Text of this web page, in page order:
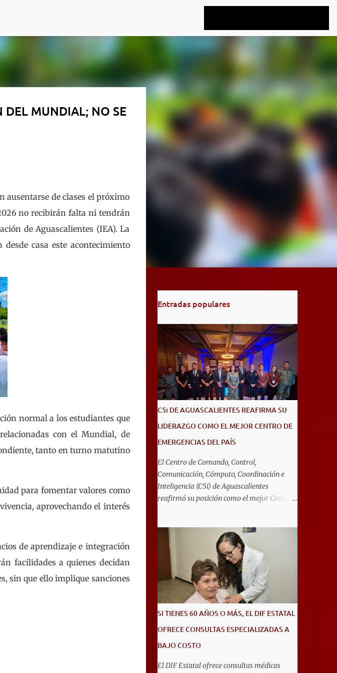
DEL MUNDIAL; NO SE
ausentarse de clases el próximo
no recibirán falta ni tendrán
de Aguascalientes (IEA). La
casa este acontecimiento
normal a los estudiantes que
con el Mundial, de
tanto en turno matutino
para fomentar valores como
aprovechando el interés
de aprendizaje e integración
facilidades a quienes decidan
sin que ello implique sanciones
Entradas populares
C5i DE AGUASCALIENTES REAFIRMA SU
LIDERAZGO COMO EL MEJOR CENTRO DE
EMERGENCIAS DEL PAÍS
El Centro de Comando, Control,
Comunicación, Cómputo, Coordinación e
Inteligencia (C5i) de Aguascalientes
reafirmó su posición como el mejor Centro
reconocido por Airbus Public Safety and
Security México por su liderazgo en la
implementación de tecnología e innovación
aplicada a la seguridad pública y la atención
de emergencias. Este encuentro reunió a
autoridades, especialistas nacionales e
internacionales y representantes de
instituciones de seguridad para
intercambiar conocimientos y conocer las
tendencias más avanzadas en la materia. La
señaló que este reconocimiento es resultado
SI TIENES 60 AÑOS O MÁS, EL DIF ESTATAL
OFRECE CONSULTAS ESPECIALIZADAS A
BAJO COSTO
El DIF Estatal ofrece consultas médicas